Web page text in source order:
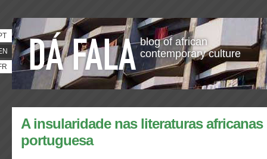
blog of african
contemporary culture
A insularidade nas literaturas
portuguesa